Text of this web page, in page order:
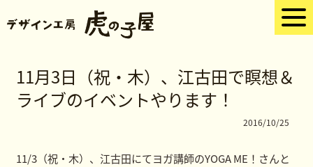
11月3日（祝・木）、江古田で瞑想＆
ライブのイベントやります！
2016/10/25
11/3（祝・木）、江古田にてヨガ講師のYOGA ME！さんと